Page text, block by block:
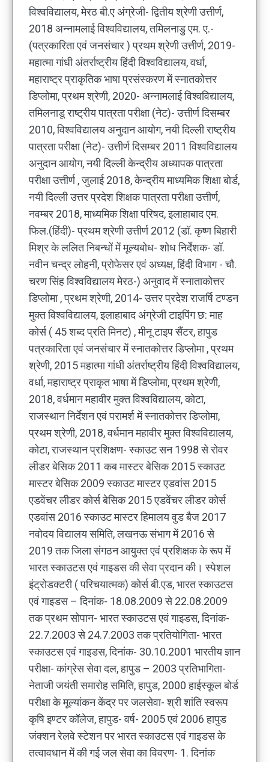
विश्वविद्यालय, मेरठ बी.ए अंग्रेजी- द्वितीय श्रेणी उत्तीर्ण,
2018 अन्नामलाई विश्वविद्यालय, तमिलनाडु एम. ए.-
(पत्रकारिता एवं जनसंचार ) प्रथम श्रेणी उत्तीर्ण, 2019-
महात्मा गांधी अंतर्राष्ट्रीय हिंदी विश्वविद्यालय, वर्धा,
महाराष्ट्र प्राकृतिक भाषा प्रसंस्करण में स्नातकोत्तर
डिप्लोमा, प्रथम श्रेणी, 2020- अन्नामलाई विश्वविद्यालय,
तमिलनाडू राष्ट्रीय पात्रता परीक्षा (नेट)- उत्तीर्ण दिसम्बर
2010, विश्वविद्यालय अनुदान आयोग, नयी दिल्ली राष्ट्रीय
पात्रता परीक्षा (नेट)- उत्तीर्ण दिसम्बर 2011 विश्वविद्यालय
अनुदान आयोग, नयी दिल्ली केन्द्रीय अध्यापक पात्रता
परीक्षा उत्तीर्ण , जुलाई 2018, केन्द्रीय माध्यमिक शिक्षा बोर्ड,
नयी दिल्ली उत्तर प्रदेश शिक्षक पात्रता परीक्षा उत्तीर्ण,
नवम्बर 2018, माध्यमिक शिक्षा परिषद, इलाहाबाद एम.
फिल.(हिंदी)- प्रथम श्रेणी उत्तीर्ण 2012 (डॉ. कृष्ण बिहारी
मिश्र के ललित निबन्धों में मूल्यबोध- शोध निर्देशक- डॉ.
नवीन चन्द्र लोहनी, प्रोफेसर एवं अध्यक्ष, हिंदी विभाग - चौ.
चरण सिंह विश्वविद्यालय मेरठ-) अनुवाद में स्नाताकोत्तर
डिप्लोमा , प्रथम श्रेणी, 2014- उत्तर प्रदेश राजर्षि टण्डन
मुक्त विश्वविद्यालय, इलाहाबाद अंग्रेजी टाइपिंग छ: माह
कोर्स ( 45 शब्द प्रति मिनट) , मीनू टाइप सैंटर, हापुड
पत्रकारिता एवं जनसंचार में स्नातकोत्तर डिप्लोमा , प्रथम
श्रेणी, 2015 महात्मा गांधी अंतर्राष्ट्रीय हिंदी विश्वविद्यालय,
वर्धा, महाराष्ट्र प्राकृत भाषा में डिप्लोमा, प्रथम श्रेणी,
2018, वर्धमान महावीर मुक्त विश्वविद्यालय, कोटा,
राजस्थान निर्देशन एवं परामर्श में स्नातकोत्तर डिप्लोमा,
प्रथम श्रेणी, 2018, वर्धमान महावीर मुक्त विश्वविद्यालय,
कोटा, राजस्थान प्रशिक्षण- स्काउट सन 1998 से रोवर
लीडर बेसिक 2011 कब मास्टर बेसिक 2015 स्काउट
मास्टर बेसिक 2009 स्काउट मास्टर एडवांस 2015
एडवेंचर लीडर कोर्स बेसिक 2015 एडवेंचर लीडर कोर्स
एडवांस 2016 स्काउट मास्टर हिमालय वुड बैज 2017
नवोदय विद्यालय समिति, लखनऊ संभाग में 2016 से
2019 तक जिला संगठन आयुक्त एवं प्रशिक्षक के रूप में
भारत स्काउटस एवं गाइडस की सेवा प्रदान की। स्पेशल
इंट्रोडक्टरी ( परिचयात्मक) कोर्स बी.एड, भारत स्काउटस
एवं गाइडस – दिनांक- 18.08.2009 से 22.08.2009
तक प्रथम सोपान- भारत स्काउटस एवं गाइडस, दिनांक-
22.7.2003 से 24.7.2003 तक प्रतियोगिता- भारत
स्काउटस एवं गाइडस, दिनांक- 30.10.2001 भारतीय ज्ञान
परीक्षा- कांग्रेस सेवा दल, हापुड – 2003 प्रतिभागिता-
नेताजी जयंती समारोह समिति, हापुड, 2000 हाईस्कूल बोर्ड
परीक्षा के मूल्यांकन केंद्र पर जलसेवा- श्री शांति स्वरूप
कृषि इण्टर कॉलेज, हापुड- वर्ष- 2005 एवं 2006 हापुड
जंक्शन रेलवे स्टेशन पर भारत स्काउटस एवं गाइडस के
तत्वावधान में की गई जल सेवा का विवरण- 1. दिनांक